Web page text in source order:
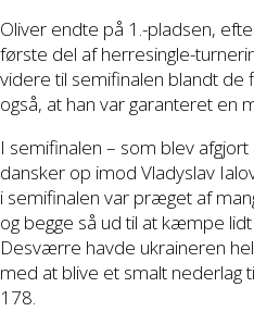
Oliver endte på 1.-pladsen,
første del af herresingle-
videre til semifinalen blandt
også, at han var garanteret en
I semifinalen – som blev
dansker op imod Vladyslav
i semifinalen var præget af
og begge så ud til at kæmpe
Desværre havde ukraineren
med at blive et smalt nederlag
178.